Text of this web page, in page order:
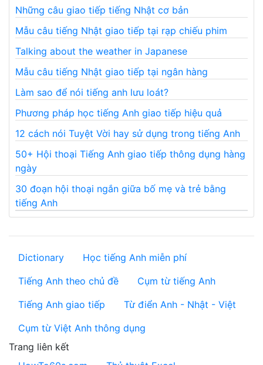
Những câu giao tiếp tiếng Nhật cơ bản
Mẫu câu tiếng Nhật giao tiếp tại rạp chiếu phim
Talking about the weather in Japanese
Mẫu câu tiếng Nhật giao tiếp tại ngân hàng
Làm sao để nói tiếng anh lưu loát?
Phương pháp học tiếng Anh giao tiếp hiệu quả
12 cách nói Tuyệt Vời hay sử dụng trong tiếng Anh
50+ Hội thoại Tiếng Anh giao tiếp thông dụng hàng
ngày
30 đoạn hội thoại ngắn giữa bố mẹ và trẻ bằng
tiếng Anh
Dictionary
Học tiếng Anh miễn phí
Tiếng Anh theo chủ đề
Cụm từ tiếng Anh
Tiếng Anh giao tiếp
Từ điển Anh - Nhật - Việt
Cụm từ Việt Anh thông dụng
Trang liên kết